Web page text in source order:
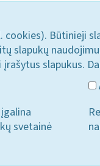
cookies). Būtinieji
slapukų
slapukus.
svetainė